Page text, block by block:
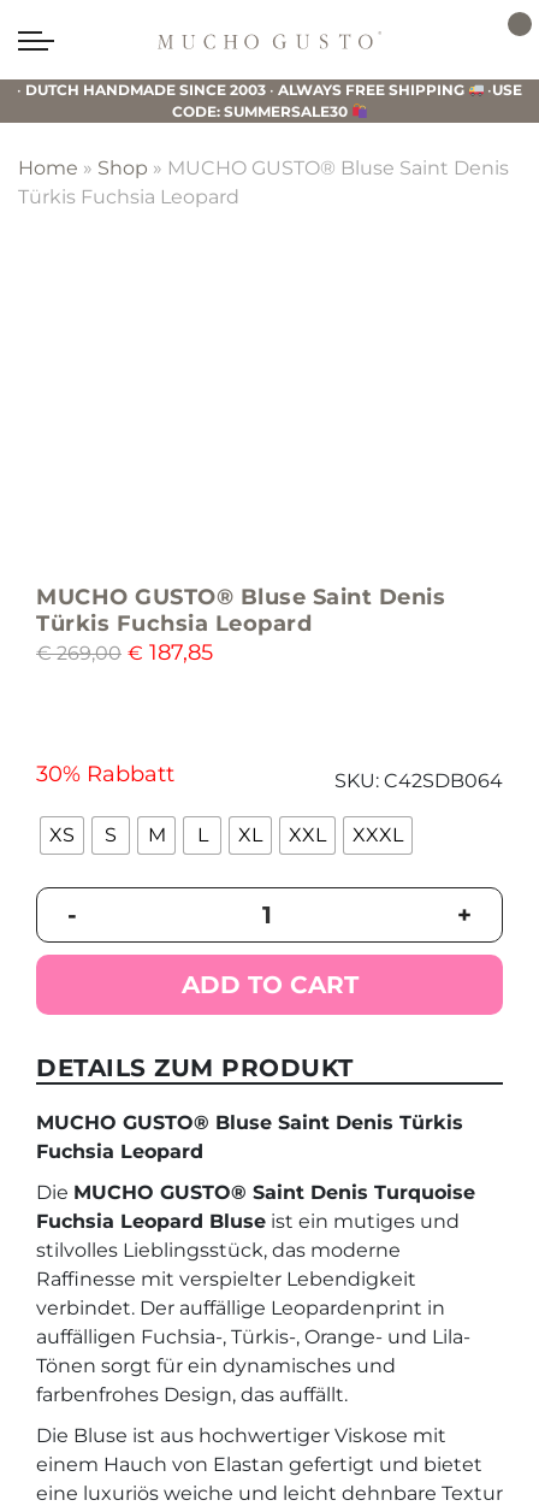
to
navigation
to
content
to
Gusto
• DUTCH HANDMADE SINCE 2003 • ALWAYS FREE SHIPPING •USE
CODE: SUMMERSALE30
Home » Shop » MUCHO GUSTO® Bluse Saint Denis
Türkis Fuchsia Leopard
MUCHO GUSTO® Bluse Saint Denis
Türkis Fuchsia Leopard
€269,00 € 187,85
30% Rabbatt SKU: C42SDB064
XS S M L XL XXL XXXL
-
Bluse
Türkis
Leopard
+
ADD TO CART
DETAILS ZUM PRODUKT
MUCHO GUSTO® Bluse Saint Denis Türkis
Fuchsia Leopard
Die MUCHO GUSTO® Saint Denis Turquoise
Fuchsia Leopard Bluse ist ein mutiges und
stilvolles Lieblingsstück, das moderne
Raffinesse mit verspielter Lebendigkeit
verbindet. Der auffällige Leopardenprint in
auffälligen Fuchsia-, Türkis-, Orange- und Lila-
Tönen sorgt für ein dynamisches und
farbenfrohes Design, das auffällt.
Die Bluse ist aus hochwertiger Viskose mit
einem Hauch von Elastan gefertigt und bietet
eine luxuriös weiche und leicht dehnbare Textur